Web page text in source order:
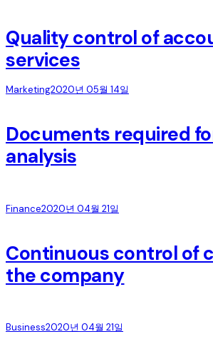
Quality control of
services
Marketing2020년 05월 14일
Documents required
analysis
Finance2020년 04월 21일
Continuous control of
the company
Business2020년 04월 21일